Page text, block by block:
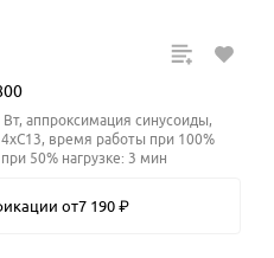
аппроксимация синусоиды,
время работы при 100%
50% нагрузке: 3 мин
от7 190 ₽